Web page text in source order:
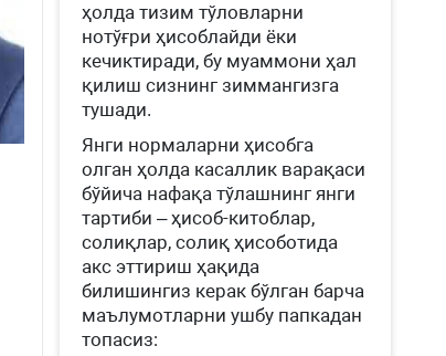
ҳолда тизим тўловларни
нотўғри ҳисоблайди ёки
кечиктиради, бу муаммони ҳал
қилиш сизнинг зиммангизга
тушади.
Янги нормаларни ҳисобга
олган ҳолда касаллик варақаси
бўйича нафақа тўлашнинг янги
тартиби – ҳисоб-китоблар,
солиқлар, солиқ ҳисоботида
акс эттириш ҳақида
билишингиз керак бўлган барча
маълумотларни ушбу папкадан
топасиз: